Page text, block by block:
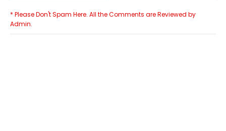
* Please Don't Spam Here. All the Comments are Reviewed by
Admin.